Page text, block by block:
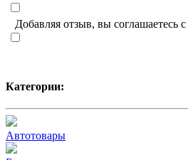
Добавляя отзыв, вы соглашаетесь с
Категории:
Автотовары